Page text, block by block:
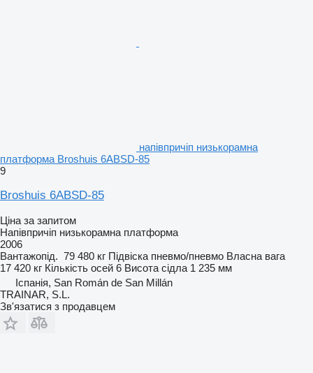
напівпричіп низькорамна
платформа Broshuis 6ABSD-85
9
Broshuis 6ABSD-85
Ціна за запитом
Напівпричіп низькорамна платформа
2006
Вантажопід. 79 480 кг Підвіска пневмо/пневмо Власна вага
17 420 кг Кількість осей 6 Висота сідла 1 235 мм
Іспанія, San Román de San Millán
TRAINAR, S.L.
Зв'язатися з продавцем